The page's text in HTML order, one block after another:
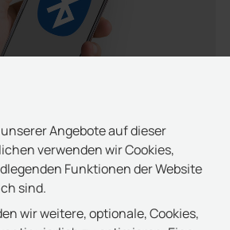
Zutrittskontrolle
Angebote auf dieser
verwenden wir Cookies,
Funktionen der Website
sind.
wir weitere, optionale, Cookies,